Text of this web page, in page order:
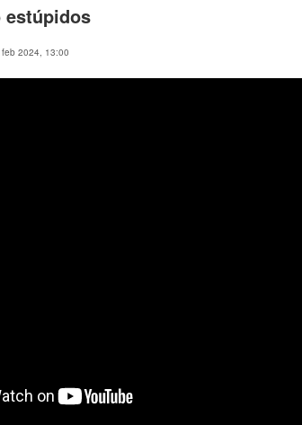
2024, 13:00